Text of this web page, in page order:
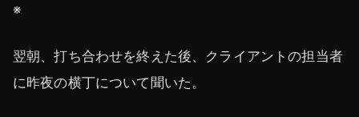
※
翌朝、打ち合わせを終えた後、クライアントの担当者
に昨夜の横丁について聞いた。